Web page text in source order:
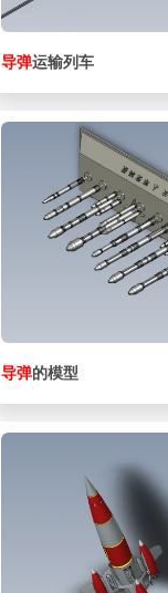
导弹运输列车
导弹的模型